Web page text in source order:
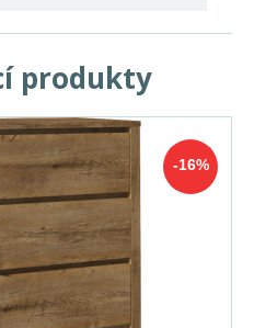
produkty
-16%